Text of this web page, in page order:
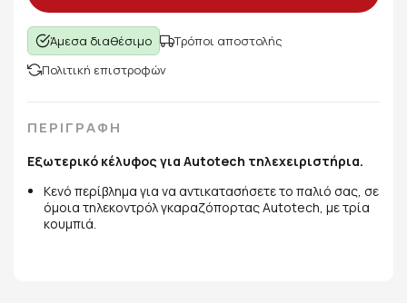
Άμεσα διαθέσιμο
Τρόποι αποστολής
Πολιτική επιστροφών
ΠΕΡΙΓΡΑΦΗ
Εξωτερικό κέλυφος για Autotech τηλεχειριστήρια.
Κενό περίβλημα για να αντικατασήσετε το παλιό σας, σε
όμοια τηλεκοντρόλ γκαραζόπορτας Autotech, με τρία
κουμπιά.